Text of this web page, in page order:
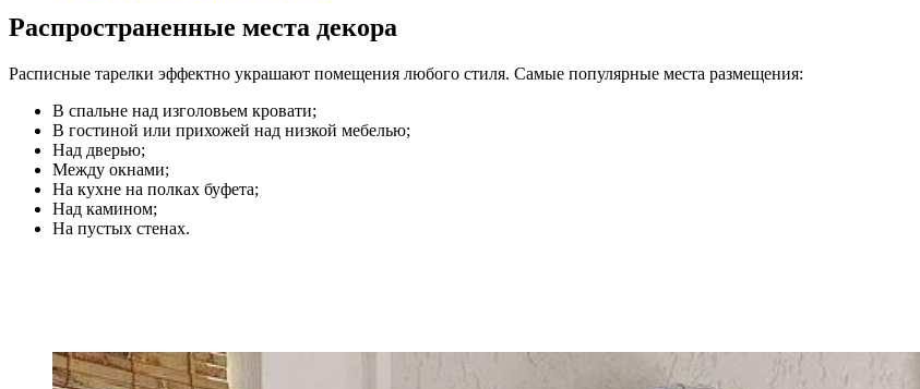
Распространенные места декора
Расписные тарелки эффектно украшают помещения любого стиля. Самые популярные места размещения:
В спальне над изголовьем кровати;
В гостиной или прихожей над низкой мебелью;
Над дверью;
Между окнами;
На кухне на полках буфета;
Над камином;
На пустых стенах.